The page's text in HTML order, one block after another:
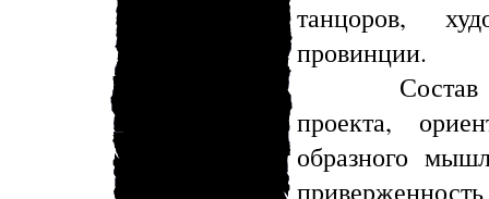
танцоров,
провинции.
Состав
проекта,
образного